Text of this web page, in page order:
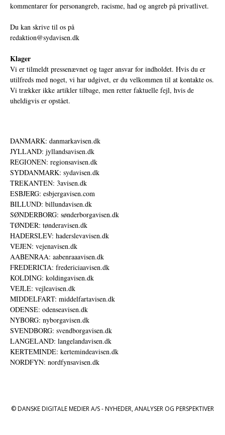
kommentarer for personangreb, racisme, had og angreb på privatlivet.
Du kan skrive til os på
redaktion@sydavisen.dk
Klager
Vi er tilmeldt pressenævnet og tager ansvar for indholdet. Hvis du er
utilfreds med noget, vi har udgivet, er du velkommen til at kontakte os.
Vi trækker ikke artikler tilbage, men retter faktuelle fejl, hvis de
uheldigvis er opstået.
DANMARK: danmarkavisen.dk
JYLLAND: jyllandsavisen.dk
REGIONEN: regionsavisen.dk
SYDDANMARK: sydavisen.dk
TREKANTEN: 3avisen.dk
ESBJERG: esbjergavisen.com
BILLUND: billundavisen.dk
SØNDERBORG: sønderborgavisen.dk
TØNDER: tønderavisen.dk
HADERSLEV: haderslevavisen.dk
VEJEN: vejenavisen.dk
AABENRAA: aabenraaavisen.dk
FREDERICIA: fredericiaavisen.dk
KOLDING: koldingavisen.dk
VEJLE: vejleavisen.dk
MIDDELFART: middelfartavisen.dk
ODENSE: odenseavisen.dk
NYBORG: nyborgavisen.dk
SVENDBORG: svendborgavisen.dk
LANGELAND: langelandavisen.dk
KERTEMINDE: kertemindeavisen.dk
NORDFYN: nordfynsavisen.dk
© DANSKE DIGITALE MEDIER A/S - NYHEDER, ANALYSER OG PERSPEKTIVER